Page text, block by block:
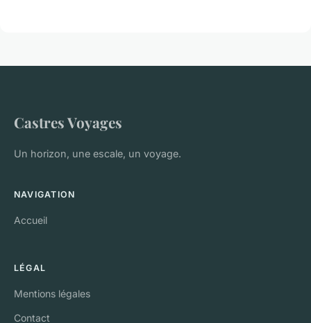
Castres Voyages
Un horizon, une escale, un voyage.
NAVIGATION
Accueil
LÉGAL
Mentions légales
Contact